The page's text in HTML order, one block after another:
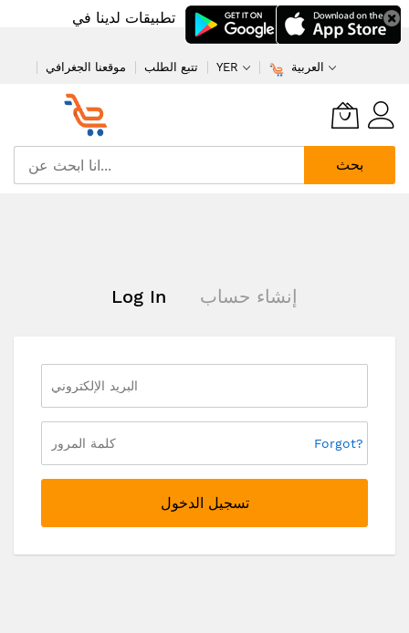
تطبيقات لدينا في
موقعنا الجغرافي تتبع الطلب YER العربية
بحث
Log In إنشاء حساب
Forgot?
تسجيل الدخول